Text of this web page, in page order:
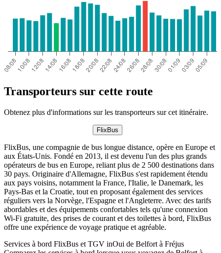
Transporteurs sur cette route
Obtenez plus d'informations sur les transporteurs sur cet itinéraire.
FlixBus
FlixBus, une compagnie de bus longue distance, opère en Europe et
aux États-Unis. Fondé en 2013, il est devenu l'un des plus grands
opérateurs de bus en Europe, reliant plus de 2 500 destinations dans
30 pays. Originaire d'Allemagne, FlixBus s'est rapidement étendu
aux pays voisins, notamment la France, l'Italie, le Danemark, les
Pays-Bas et la Croatie, tout en proposant également des services
réguliers vers la Norvège, l'Espagne et l'Angleterre. Avec des tarifs
abordables et des équipements confortables tels qu'une connexion
Wi-Fi gratuite, des prises de courant et des toilettes à bord, FlixBus
offre une expérience de voyage pratique et agréable.
Services à bord FlixBus et TGV inOui de Belfort à Fréjus